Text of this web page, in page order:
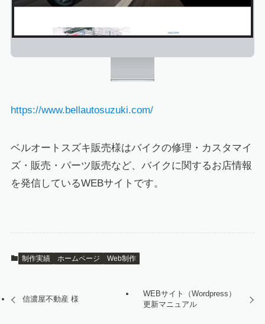
https://www.bellautosuzuki.com/
ベルオートスズキ販売様はバイクの修理・カスタマイ
ズ・販売・パーツ販売など、バイクに関するお店情報
を発信しているWEBサイトです。
制作実績 ホームページ Web制作
信濃屋不動産 様
WEBサイト（Wordpress）
更新マニュアル